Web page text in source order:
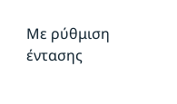
Με ρύθμιση
έντασης